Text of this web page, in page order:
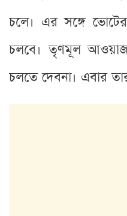
চলে। এর সঙ্গে
চলবে। তৃণমূল আওয়াজ
চলতে দেবনা। এবার